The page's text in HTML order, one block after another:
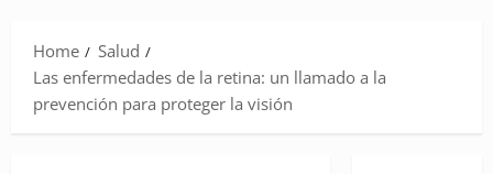
Home
Salud
Las enfermedades de la retina: un llamado a la
prevención para proteger la visión